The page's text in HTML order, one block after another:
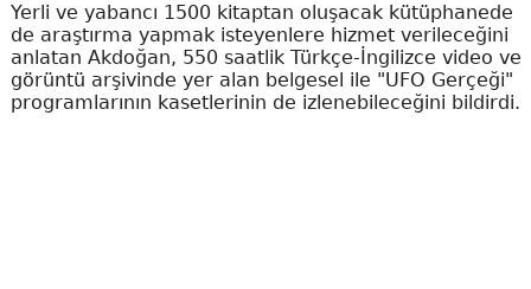
Yerli ve yabancı 1500 kitaptan oluşacak kütüphanede
de araştırma yapmak isteyenlere hizmet verileceğini
anlatan Akdoğan, 550 saatlik Türkçe-İngilizce video ve
görüntü arşivinde yer alan belgesel ile "UFO Gerçeği"
programlarının kasetlerinin de izlenebileceğini bildirdi.